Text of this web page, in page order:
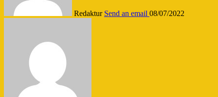
Redaktur Send an email 08/07/2022